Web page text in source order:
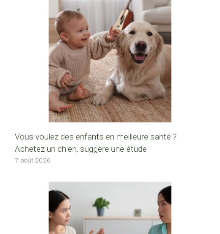
Vous voulez des enfants en meilleure santé ?
Achetez un chien, suggère une étude
7 août 2026